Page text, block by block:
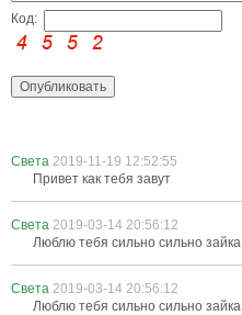
Код:
Света 2019-11-19 12:52:55
Привет как тебя завут
Света 2019-03-14 20:56:12
Люблю тебя сильно сильно зайка
Света 2019-03-14 20:56:12
Люблю тебя сильно сильно зайка